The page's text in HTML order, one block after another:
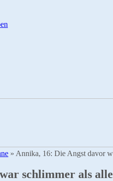
» Annika, 16: Die Angst davor
schlimmer als